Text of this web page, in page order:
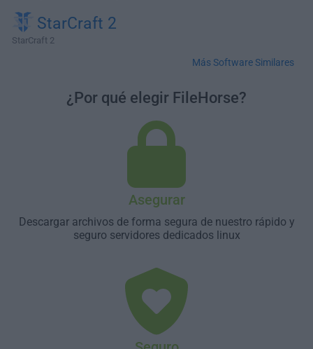
StarCraft 2
StarCraft 2
Más Software Similares
¿Por qué elegir FileHorse?
Asegurar
Descargar archivos de forma segura de nuestro rápido y
seguro servidores dedicados linux